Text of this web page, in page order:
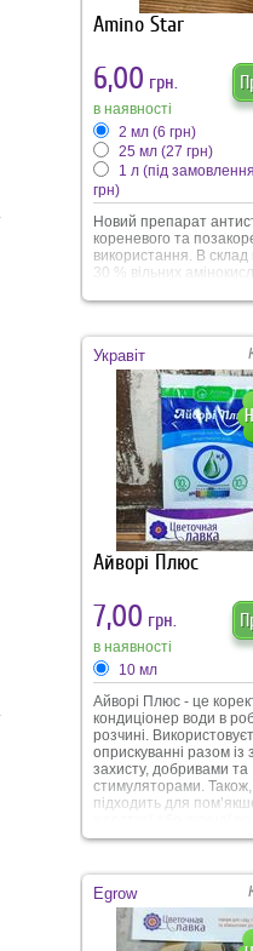
Amino Star
6,00 грн.
в наявності
2 мл (6 грн)
25 мл (27 грн)
1 л (під
грн)
Новий препарат
кореневого та
використання. В склад
30 % вільних
росту та розвитку
проникають в середину
приймають участь в
білкових речовин. За
активного росту,
долає стресові умови
вирощування.
Укравіт
Айворі Плюс
7,00 грн.
в наявності
10 мл
Айворі Плюс - це
кондиціонер води в
розчині.
оприскуванні разом із
захисту, добривами та
стимуляторами. Також,
підходить для
Завдяки пом’якшенню
засоби захисту
ефективніше і скоріше
пом’якшена вода не
плями після
упаковці 10 мл
Egrow